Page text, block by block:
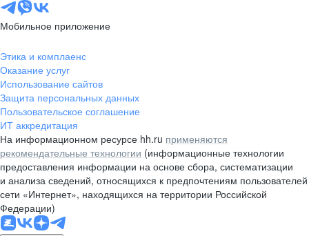
Мобильное приложение
Этика и комплаенс
Оказание услуг
Использование сайтов
Защита персональных данных
Пользовательское соглашение
ИТ аккредитация
На информационном ресурсе hh.ru применяются
рекомендательные технологии (информационные технологии
предоставления информации на основе сбора, систематизации
и анализа сведений, относящихся к предпочтениям пользователей
сети «Интернет», находящихся на территории Российской
Федерации)